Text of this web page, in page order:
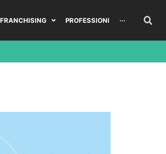
PROFESSIONI ···